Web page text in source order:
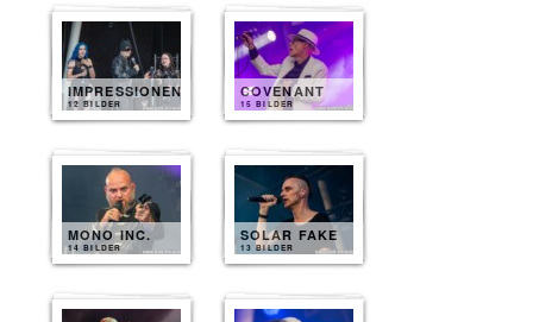
IMPRESSIONEN
12 BILDER
COVENANT
15 BILDER
MONO INC.
14 BILDER
SOLAR FAKE
13 BILDER